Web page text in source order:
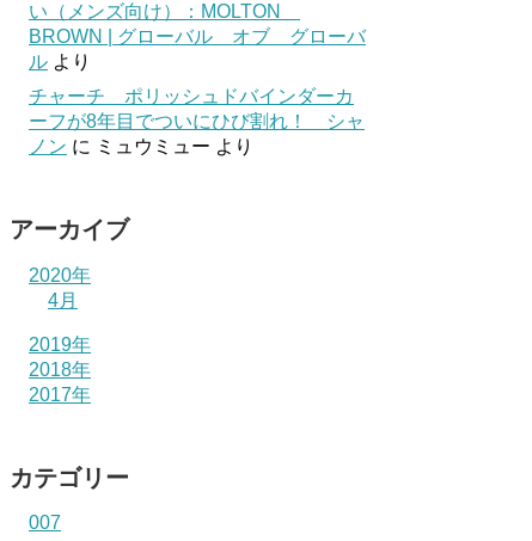
い（メンズ向け）：MOLTON
BROWN | グローバル オブ グローバ
ル より
チャーチ ポリッシュドバインダーカ
ーフが8年目でついにひび割れ！ シャ
ノン に ミュウミュー より
アーカイブ
2020年
4月
2019年
2018年
2017年
カテゴリー
007